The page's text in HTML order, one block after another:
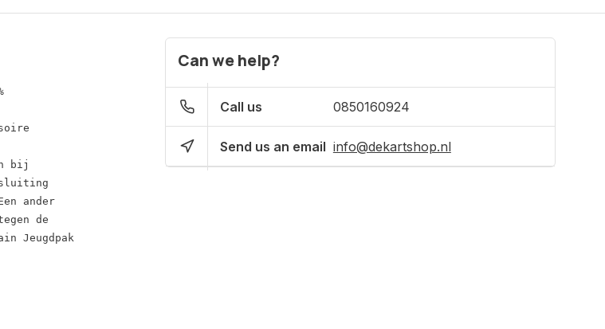
bij
ander
de
Jeugdpak
Can we help?
Call us 0850160924
Send us an email info@dekartshop.nl